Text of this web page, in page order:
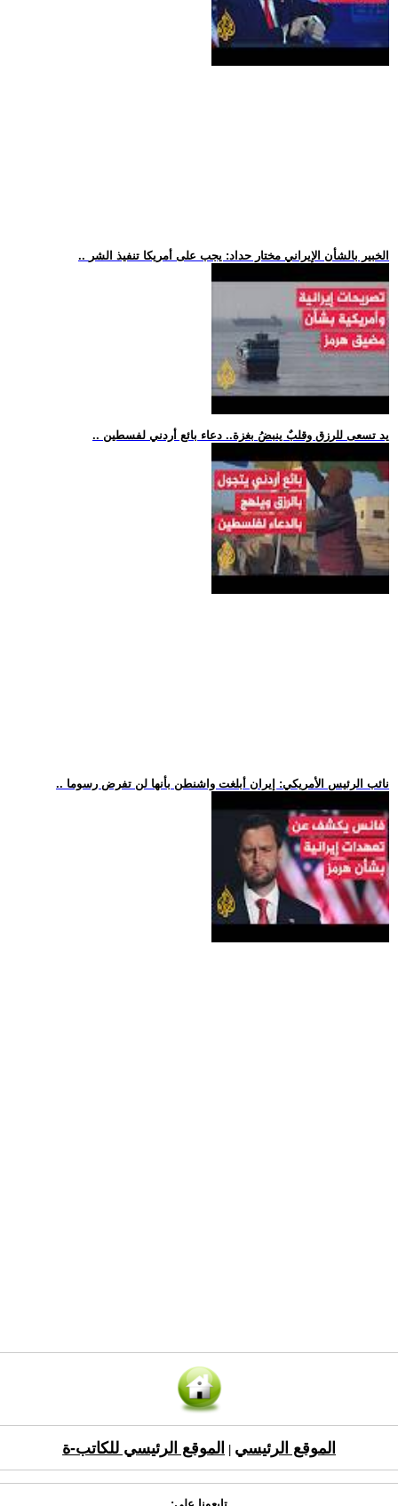
.. الخبير بالشأن الإيراني مختار حداد: يجب على أمريكا تنفيذ الشر
.. يد تسعى للرزق وقلبٌ ينبضُ بغزة.. دعاء بائع أردني لفسطين
.. نائب الرئيس الأمريكي: إيران أبلغت واشنطن بأنها لن تفرض رسوما
الموقع الرئيسي الموقع الرئيسي للكاتب-ة